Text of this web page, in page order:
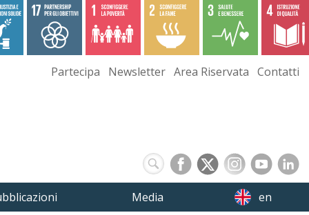
Partecipa Newsletter Area Riservata Contatti
Media en